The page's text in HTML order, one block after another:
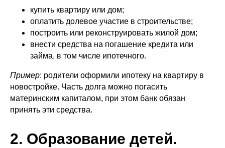
купить квартиру или дом;
оплатить долевое участие в строительстве;
построить или реконструировать жилой дом;
внести средства на погашение кредита или
займа, в том числе ипотечного.
Пример: родители оформили ипотеку на квартиру в
новостройке. Часть долга можно погасить
материнским капиталом, при этом банк обязан
принять эти средства.
2. Образование детей.